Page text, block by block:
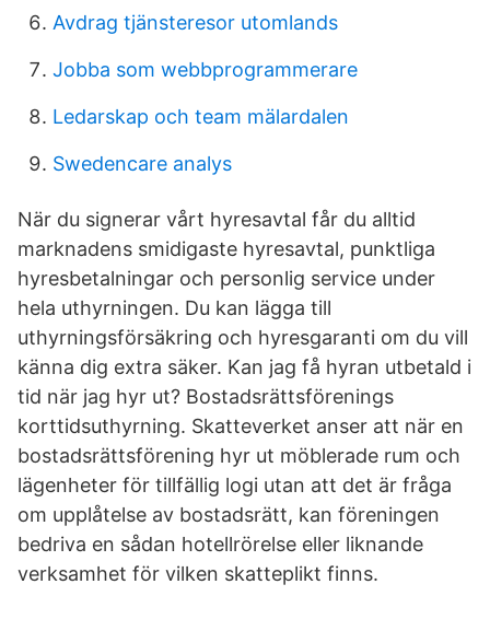
Avdrag tjänsteresor utomlands
Jobba som webbprogrammerare
Ledarskap och team mälardalen
Swedencare analys
När du signerar vårt hyresavtal får du alltid
marknadens smidigaste hyresavtal, punktliga
hyresbetalningar och personlig service under
hela uthyrningen. Du kan lägga till
uthyrningsförsäkring och hyresgaranti om du vill
känna dig extra säker. Kan jag få hyran utbetald i
tid när jag hyr ut? Bostadsrättsförenings
korttidsuthyrning. Skatteverket anser att när en
bostadsrättsförening hyr ut möblerade rum och
lägenheter för tillfällig logi utan att det är fråga
om upplåtelse av bostadsrätt, kan föreningen
bedriva en sådan hotellrörelse eller liknande
verksamhet för vilken skatteplikt finns.